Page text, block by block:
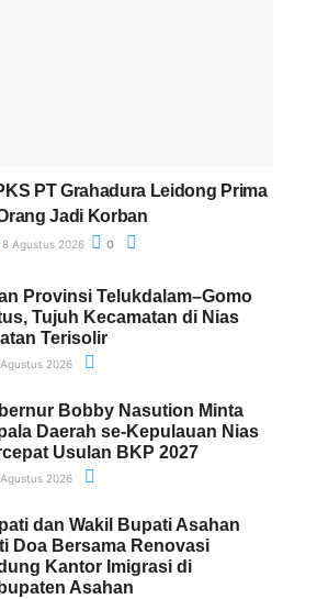
PT Grahadura Leidong Prima
Jadi Korban
8 Agustus 2026 0
Provinsi Telukdalam–Gomo
Tujuh Kecamatan di Nias
Terisolir
2026
Bobby Nasution Minta
Daerah se-Kepulauan Nias
Usulan BKP 2027
2026
dan Wakil Bupati Asahan
Doa Bersama Renovasi
Kantor Imigrasi di
Asahan